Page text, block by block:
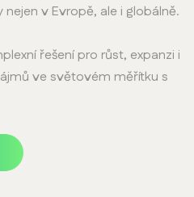
v Evropě, ale i globálně.
řešení pro růst, expanzi i
ve světovém měřítku s